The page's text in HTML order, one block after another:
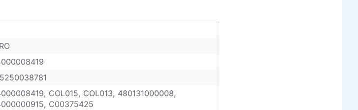
COL015, COL013, 480131000008,
C00375425